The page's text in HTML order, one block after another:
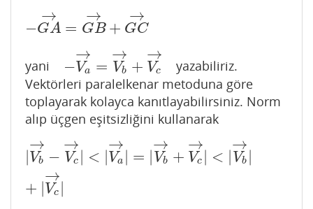
−GA
→
= GB
→
+ GC
→
−GA→=GB→+G C→
yani −Va
→
= Vb
→
+ Vc
→
−Va→=V b→+V c→ yazabiliriz.
Vektörleri paralelkenar metoduna göre
toplayarak kolayca kanıtlayabilirsiniz. Norm
alıp üçgen eşitsizliğini kullanarak
| Vb
→
− Vc
→
| < | Va
→
| = | Vb
→
+ Vc
→
| < | Vb
→
|
+ | Vc
→
|
|Vb −Vc→ | <|Va =|V →+Vc → |<|V